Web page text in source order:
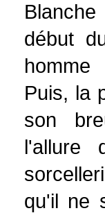
début
homme
Puis, la
son
l'allure
qu'il ne